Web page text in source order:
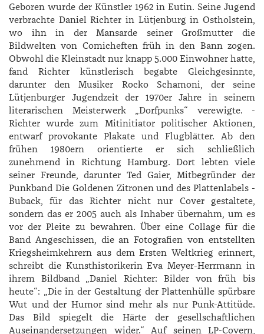
Geboren wurde der Künstler 1962 in Eutin. Seine Jugend
verbrachte ­Daniel ­Richter in Lütjenburg in Ostholstein,
wo ihn in der Mansarde seiner Großmutter die
Bildwelten von Comicheften früh in den Bann zogen.
Obwohl die Kleinstadt nur knapp 5.000 Einwohner hatte,
fand ­Richter künstlerisch begabte Gleichgesinnte,
darunter den Musiker ­Rocko ­Schamoni, der seine
Lütjenburger Jugendzeit der 1970er Jahre in seinem
literarischen Meisterwerk „Dorfpunks“ verewigte. ­
Richter wurde zum Mit­initiator politischer Aktionen,
entwarf provokante Plakate und Flugblätter. Ab den
frühen 1980ern orientierte er sich schließlich
zunehmend in Richtung Hamburg. Dort lebten viele
seiner Freunde, darunter Ted ­Gaier, Mitbegründer der
Punkband Die Goldenen Zitronen und des Plattenlabels ­
Buback, für das ­Richter nicht nur Cover gestaltete,
sondern das er 2005 auch als Inhaber übernahm, um es
vor der Pleite zu bewahren. Über eine Collage für die
Band Angeschissen, die an Fotografien von entstellten
Kriegsheimkehrern aus dem Ersten Weltkrieg erinnert,
schreibt die Kunsthistorikerin Eva Meyer-­Herrmann in
ihrem Bildband „­Daniel ­Richter: Bilder von früh bis
heute“: „Die in der Gestaltung der Plattenhülle spürbare
Wut und der Humor sind mehr als nur Punk-­Attitüde.
Das Bild spiegelt die Härte der gesellschaftlichen
Auseinandersetzungen wider.“ Auf seinen LP-Covern,